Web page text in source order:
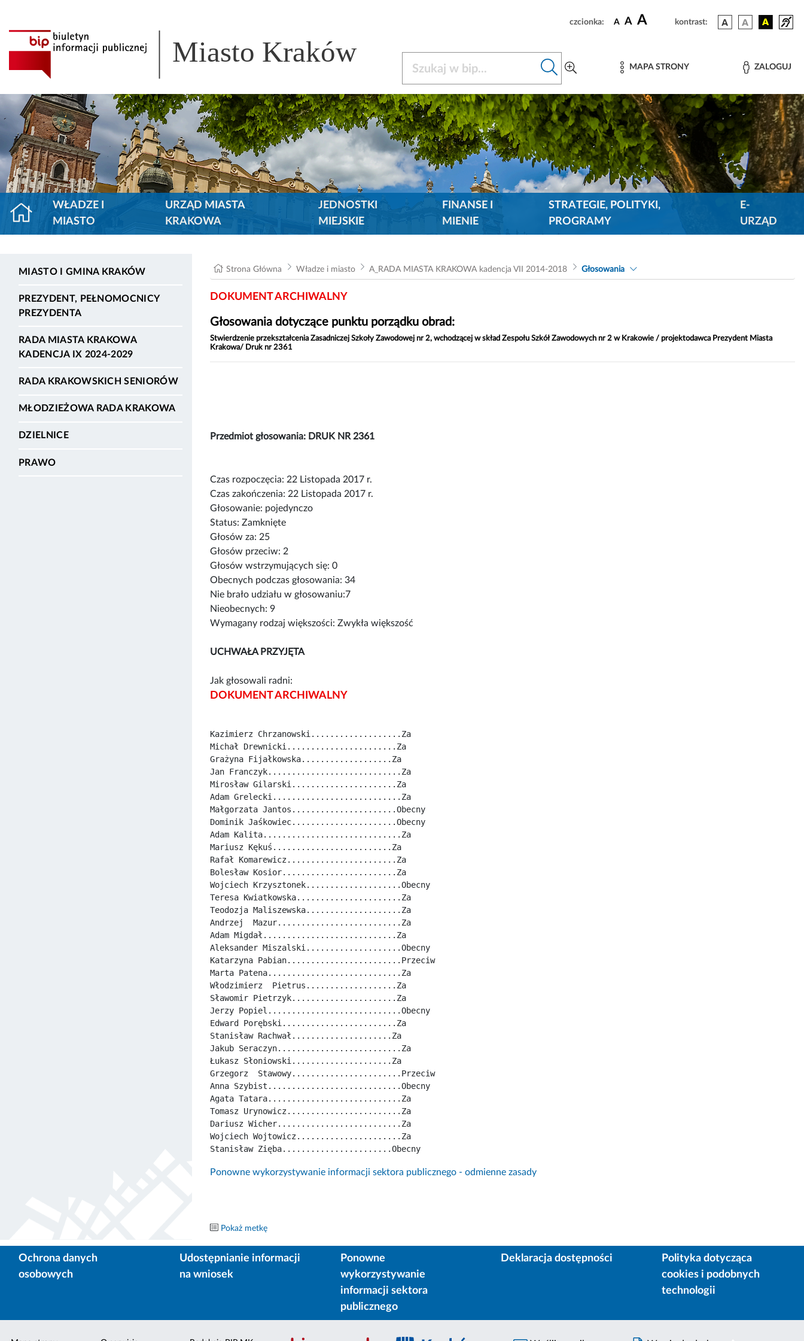
czcionka: A A A kontrast:
Miasto Kraków MAPA STRONY ZALOGUJ
WŁADZE I
MIASTO
URZĄD MIASTA
KRAKOWA
JEDNOSTKI
MIEJSKIE
FINANSE I
MIENIE
STRATEGIE, POLITYKI,
PROGRAMY
E-
URZĄD
MIASTO I GMINA KRAKÓW
PREZYDENT, PEŁNOMOCNICY
PREZYDENTA
RADA MIASTA KRAKOWA
KADENCJA IX 2024-2029
RADA KRAKOWSKICH SENIORÓW
MŁODZIEŻOWA RADA KRAKOWA
DZIELNICE
PRAWO
Strona Główna Władze i miasto A_RADA MIASTA KRAKOWA kadencja VII 2014-2018 Głosowania
DOKUMENT ARCHIWALNY
Głosowania dotyczące punktu porządku obrad:
Stwierdzenie przekształcenia Zasadniczej Szkoły Zawodowej nr 2, wchodzącej w skład Zespołu Szkół Zawodowych nr 2 w Krakowie / projektodawca Prezydent Miasta
Krakowa/ Druk nr 2361
Przedmiot głosowania: DRUK NR 2361
Czas rozpoczęcia: 22 Listopada 2017 r.
Czas zakończenia: 22 Listopada 2017 r.
Głosowanie: pojedynczo
Status: Zamknięte
Głosów za: 25
Głosów przeciw: 2
Głosów wstrzymujących się: 0
Obecnych podczas głosowania: 34
Nie brało udziału w głosowaniu:7
Nieobecnych: 9
Wymagany rodzaj większości: Zwykła większość
UCHWAŁA PRZYJĘTA
Jak głosowali radni:
DOKUMENT ARCHIWALNY
Kazimierz Chrzanowski...................Za
Michał Drewnicki.......................Za
Grażyna Fijałkowska...................Za
Jan Franczyk............................Za
Mirosław Gilarski......................Za
Adam Grelecki...........................Za
Małgorzata Jantos......................Obecny
Dominik Jaśkowiec......................Obecny
Adam Kalita.............................Za
Mariusz Kękuś.........................Za
Rafał Komarewicz.......................Za
Bolesław Kosior........................Za
Wojciech Krzysztonek....................Obecny
Teresa Kwiatkowska......................Za
Teodozja Maliszewska....................Za
Andrzej  Mazur..........................Za
Adam Migdał............................Za
Aleksander Miszalski....................Obecny
Katarzyna Pabian........................Przeciw
Marta Patena............................Za
Włodzimierz  Pietrus...................Za
Sławomir Pietrzyk......................Za
Jerzy Popiel............................Obecny
Edward Porębski........................Za
Stanisław Rachwał.....................Za
Jakub Seraczyn..........................Za
Łukasz Słoniowski.....................Za
Grzegorz  Stawowy.......................Przeciw
Anna Szybist............................Obecny
Agata Tatara............................Za
Tomasz Urynowicz........................Za
Dariusz Wicher..........................Za
Wojciech Wojtowicz......................Za
Stanisław Zięba.......................Obecny
Ponowne wykorzystywanie informacji sektora publicznego - odmienne zasady
Pokaż metkę
Ochrona danych
osobowych
Udostępnianie informacji
na wniosek
Ponowne
wykorzystywanie
informacji sektora
publicznego
Deklaracja dostępności
Polityka dotycząca
cookies i podobnych
technologii